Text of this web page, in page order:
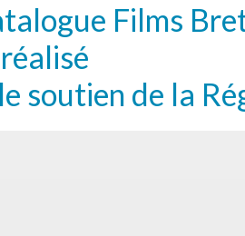
Films
soutien de la